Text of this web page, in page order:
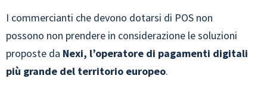
I commercianti che devono dotarsi di POS non
possono non prendere in considerazione le soluzioni
proposte da Nexi, l’operatore di pagamenti digitali
più grande del territorio europeo.